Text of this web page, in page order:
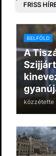
FRISS
BELFÖLD
A
közzétette